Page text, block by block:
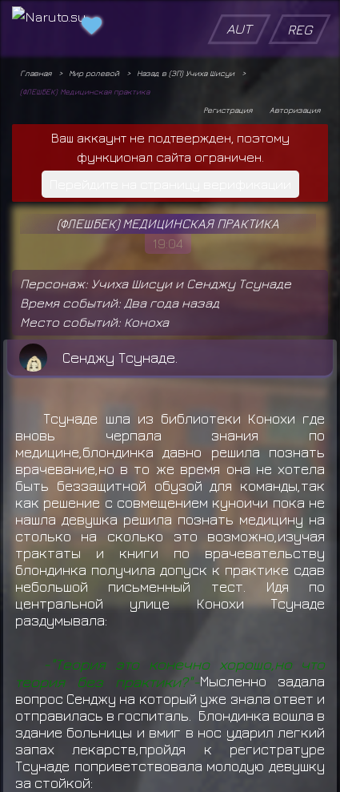
AUT REG
Главная Мир ролевой
Назад в (ЭП) Учиха Шисуи
(ФЛЕШБЕК) Медицинская практика
Авторизация
Регистрация
Ваш аккаунт не подтвержден, поэтому
функционал сайта ограничен.
(ФЛЕШБЕК) МЕДИЦИНСКАЯ ПРАКТИКА
19:04
Персонаж: Учиха Шисуи и Сенджу Тсунаде
Время событий: Два года назад
Место событий: Коноха
Сенджу Тсунаде.
Тсунаде шла из библиотеки Конохи где
вновь черпала знания по
медицине,блондинка давно решила познать
врачевание,но в то же время она не хотела
быть беззащитной обузой для команды,так
как решение с совмещением куноичи пока не
нашла девушка решила познать медицину на
столько на сколько это возможно,изучая
трактаты и книги по врачевательству
блондинка получила допуск к практике сдав
небольшой письменный тест. Идя по
центральной улице Конохи Тсунаде
раздумывала:
-"Теория это конечно хорошо,но что
теория без практики?"-Мысленно задала
вопрос Сенджу на который уже знала ответ и
отправилась в госпиталь. Блондинка вошла в
здание больницы и вмиг в нос ударил легкий
запах лекарств,пройдя к регистратуре
Тсунаде поприветствовала молодую девушку
за стойкой: